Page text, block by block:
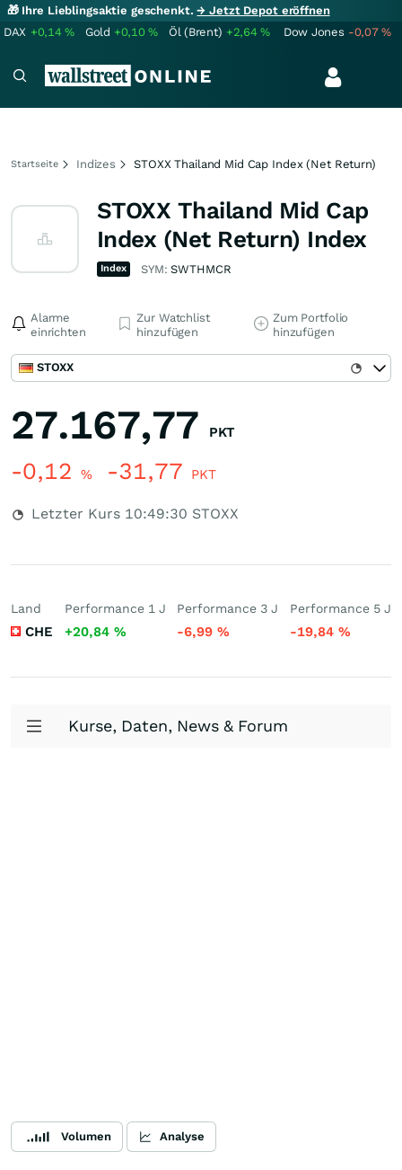
🎁 Ihre Lieblingsaktie geschenkt.→ Jetzt Depot eröffnen
DAX +0,14% Gold +0,10% Öl (Brent) +2,64% Dow Jones -0,07%
Startseite Indizes STOXX Thailand Mid Cap Index (Net Return)
STOXX Thailand Mid Cap
Index (Net Return) Index
Index SYM:SWTHMCR
Alarme
einrichten
Zur Watchlist
hinzufügen
Zum Portfolio
hinzufügen
STOXX
27.167,77 PKT
-0,12 % -31,77 PKT
Letzter Kurs 10:49:30 STOXX
Land
CHE
Performance 1 J
+20,84 %
Performance 3 J
-6,99%
Performance 5 J
-19,84 %
Kurse, Daten, News & Forum
Volumen Analyse